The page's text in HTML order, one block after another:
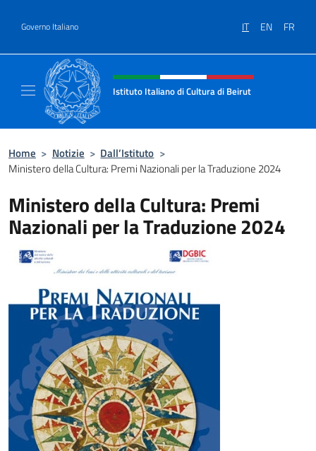
Governo Italiano IT EN FR
Intestazione sito, social e menù
Istituto Italiano di Cultura di Beirut
Home > Notizie > Dall’Istituto >
Ministero della Cultura: Premi Nazionali per la Traduzione 2024
Ministero della Cultura: Premi
Nazionali per la Traduzione 2024